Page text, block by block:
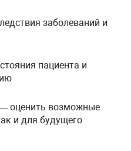
заболеваний и
пациента и
оценить возможные
и для будущего